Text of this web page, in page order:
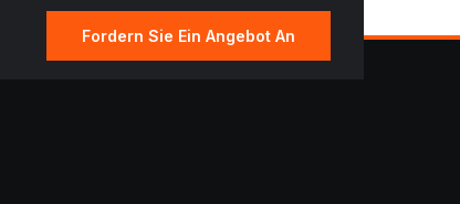
Fordern Sie Ein Angebot An